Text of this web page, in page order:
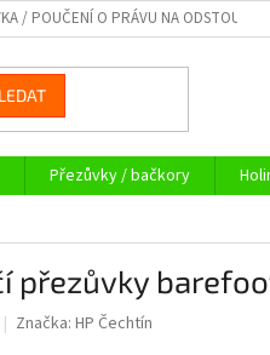
/ POUČENÍ O PRÁVU NA ODSTOUPENÍ
Přezůvky / bačkory
přezůvky
Značka:HP Čechtín